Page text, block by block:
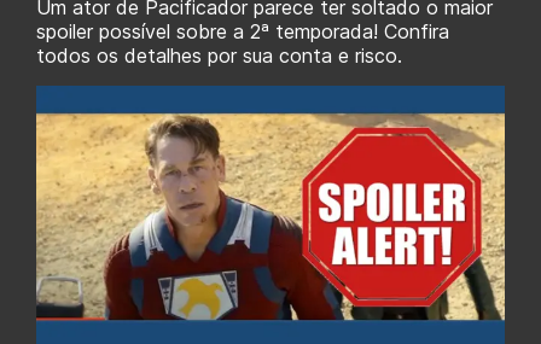
Um ator de Pacificador parece ter soltado o maior
spoiler possível sobre a 2ª temporada! Confira
todos os detalhes por sua conta e risco.